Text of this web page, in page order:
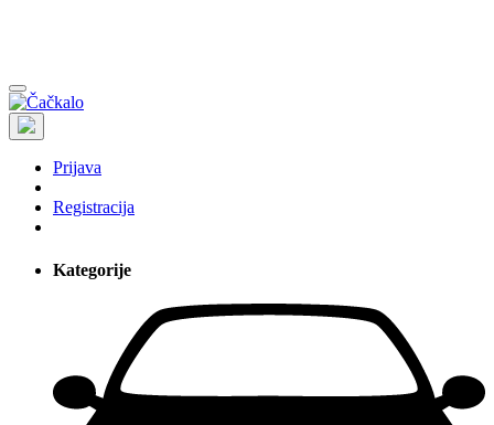
Prijava
Registracija
Kategorije